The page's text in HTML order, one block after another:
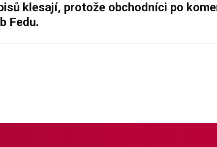
klesají, protože obchodníci po
Fedu.